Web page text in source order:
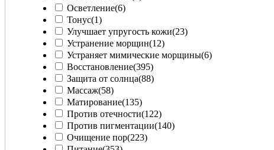
Осветление(6)
Тонус(1)
Улучшает упругость кожи(23)
Устранение морщин(12)
Устраняет мимические морщины(6)
Восстановление(395)
Защита от солнца(88)
Массаж(58)
Матирование(135)
Против отечности(122)
Против пигментации(140)
Очищение пор(223)